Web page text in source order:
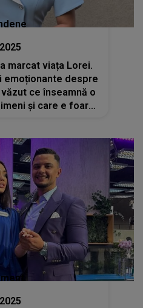
marcat viața Lorei.
emoționante despre
ce înseamnă o
și care e foarte